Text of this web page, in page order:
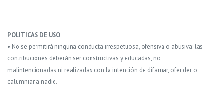
POLITICAS DE USO
• No se permitirá ninguna conducta irrespetuosa, ofensiva o abusiva: las
contribuciones deberán ser constructivas y educadas, no
malintencionadas ni realizadas con la intención de difamar, ofender o
calumniar a nadie.